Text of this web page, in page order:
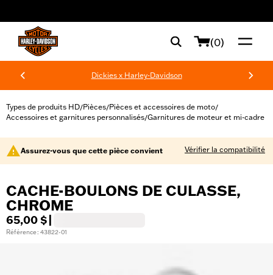
(0)
Dickies x Harley-Davidson
Types de produits HD/Pièces/Pièces et accessoires de moto/
Accessoires et garnitures personnalisés/Garnitures de moteur et mi-cadre
Assurez-vous que cette pièce convient Vérifier la compatibilité
CACHE-BOULONS DE CULASSE,
CHROME
65,00 $
Référence : 43822-01